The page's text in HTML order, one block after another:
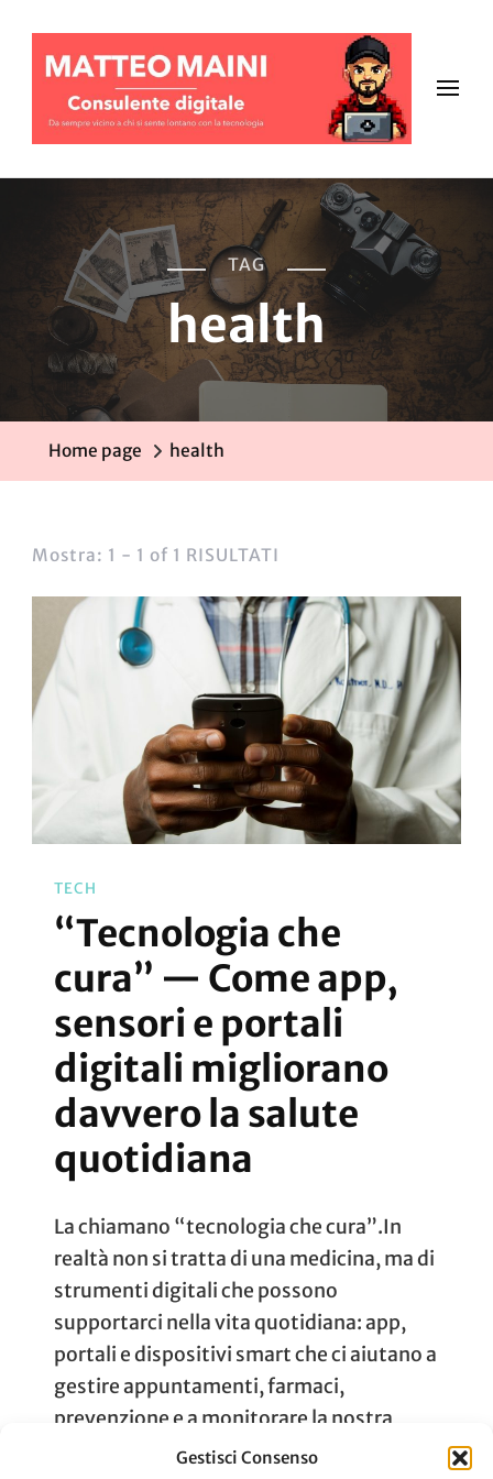
Gestisci Consenso
TAG
health
Home page health
Mostra: 1 - 1 of 1 RISULTATI
TECH
“Tecnologia che
cura” — Come app,
sensori e portali
digitali migliorano
davvero la salute
quotidiana
La chiamano “tecnologia che cura”.In
realtà non si tratta di una medicina, ma di
strumenti digitali che possono
supportarci nella vita quotidiana: app,
portali e dispositivi smart che ci aiutano a
gestire appuntamenti, farmaci,
prevenzione e a monitorare la nostra
salute. Alcune soluzioni forse le conosci